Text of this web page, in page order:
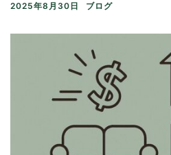
2025年8月30日 ブログ